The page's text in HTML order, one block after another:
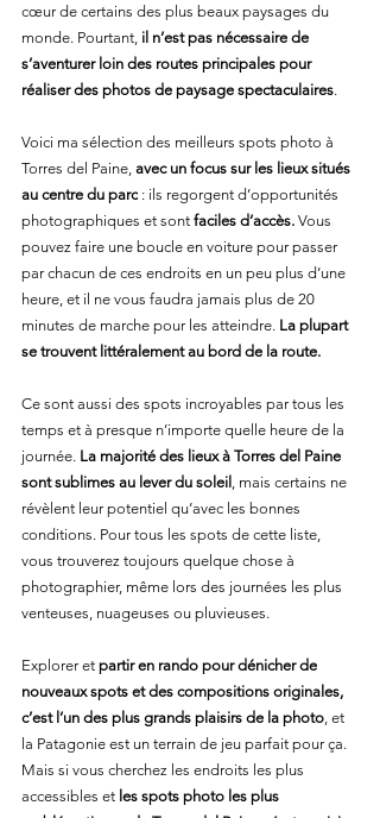
cœur de certains des plus beaux paysages du
monde. Pourtant, il n’est pas nécessaire de
s’aventurer loin des routes principales pour
réaliser des photos de paysage spectaculaires.
Voici ma sélection des meilleurs spots photo à
Torres del Paine, avec un focus sur les lieux situés
au centre du parc : ils regorgent d’opportunités
photographiques et sont faciles d’accès. Vous
pouvez faire une boucle en voiture pour passer
par chacun de ces endroits en un peu plus d’une
heure, et il ne vous faudra jamais plus de 20
minutes de marche pour les atteindre. La plupart
se trouvent littéralement au bord de la route.
Ce sont aussi des spots incroyables par tous les
temps et à presque n’importe quelle heure de la
journée. La majorité des lieux à Torres del Paine
sont sublimes au lever du soleil
, mais certains ne
révèlent leur potentiel qu’avec les bonnes
conditions. Pour tous les spots de cette liste,
vous trouverez toujours quelque chose à
photographier, même lors des journées les plus
venteuses, nuageuses ou pluvieuses.
Explorer et partir en rando pour dénicher de
nouveaux spots et des compositions originales,
c’est l’un des plus grands plaisirs de la photo , et
la Patagonie est un terrain de jeu parfait pour ça.
Mais si vous cherchez les endroits les plus
accessibles et les spots photo les plus